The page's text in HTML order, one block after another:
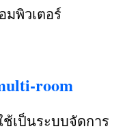
พิวเตอร์
room
เป็นระบบจัดการ